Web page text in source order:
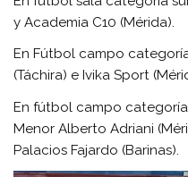
y Academia C10 (Mérida).
En Fútbol campo
(Táchira) e Ivika Sport
En fútbol campo
Menor Alberto Adriani
Palacios Fajardo (Barinas).